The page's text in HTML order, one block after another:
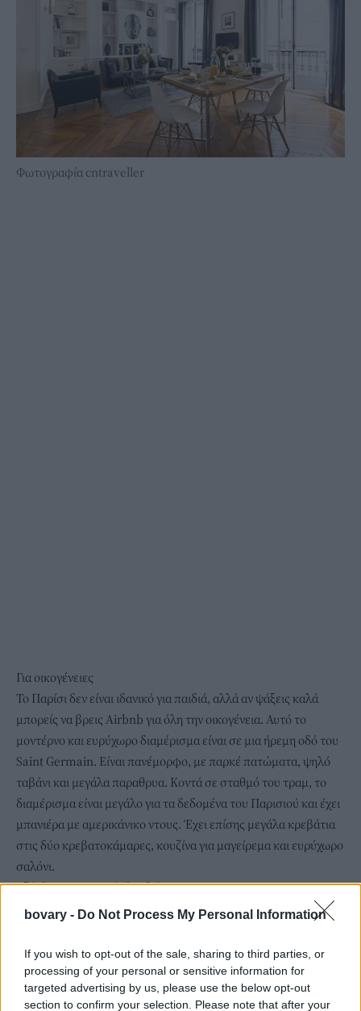
bovary - Do Not Process My Personal Information
If you wish to opt-out of the sale, sharing to third parties, or
processing of your personal or sensitive information for
targeted advertising by us, please use the below opt-out
section to confirm your selection. Please note that after your
Φωτογραφία cntraveller
Για οικογένειες
Το Παρίσι δεν είναι ιδανικό για παιδιά, αλλά αν ψάξεις καλά
μπορείς να βρεις Airbnb για όλη την οικογένεια. Αυτό το
μοντέρνο και ευρύχωρο διαμέρισμα είναι σε μια ήρεμη οδό του
Saint Germain. Είναι πανέμορφο, με παρκέ πατώματα, ψηλό
ταβάνι και μεγάλα παραθρυα. Κοντά σε σταθμό του τραμ, το
διαμέρισμα είναι μεγάλο για τα δεδομένα του Παρισιού και έχει
μπανιέρα με αμερικάνικο ντους. Έχει επίσης μεγάλα κρεβάτια
στις δύο κρεβατοκάμαρες, κουζίνα για μαγείρεμα και ευρύχωρο
σαλόνι.
Εξάκλινο, 420 Ευρώ/βραδιά